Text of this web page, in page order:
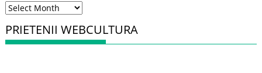
Arhiva
PRIETENII WEBCULTURA